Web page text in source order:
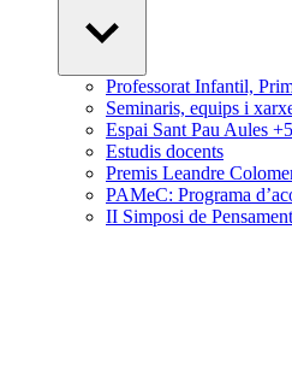
Professorat Infantil,
Seminaris, equips i
Espai Sant Pau Aules
Estudis docents
Premis Leandre
PAMeC: Programa
II Simposi de